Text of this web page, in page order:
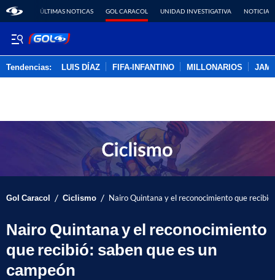
ÚLTIMAS NOTICAS GOL CARACOL UNIDAD INVESTIGATIVA NOTICIAS
Tendencias: LUIS DÍAZ FIFA-INFANTINO MILLONARIOS
Gol Caracol / Ciclismo / Nairo Quintana y el reconocimiento que
Nairo Quintana y el reconocimiento
que recibió: saben que es un
campeón